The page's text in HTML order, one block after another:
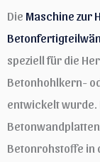
Die Maschine zur
speziell für die
Betonhohlkern-
entwickelt wurde.
Betonrohstoffe in